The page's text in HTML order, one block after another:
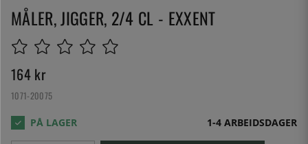
MÅLER, JIGGER, 2/4 CL - EXXENT
164kr
1071-20075
1-4 ARBEIDSDAGER